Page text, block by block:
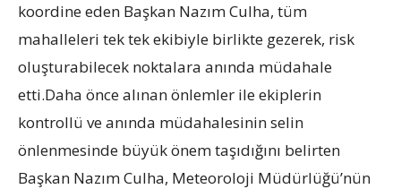
koordine eden Başkan Nazım Culha, tüm
mahalleleri tek tek ekibiyle birlikte gezerek, risk
oluşturabilecek noktalara anında müdahale
etti.Daha önce alınan önlemler ile ekiplerin
kontrollü ve anında müdahalesinin selin
önlenmesinde büyük önem taşıdığını belirten
Başkan Nazım Culha, Meteoroloji Müdürlüğü’nün